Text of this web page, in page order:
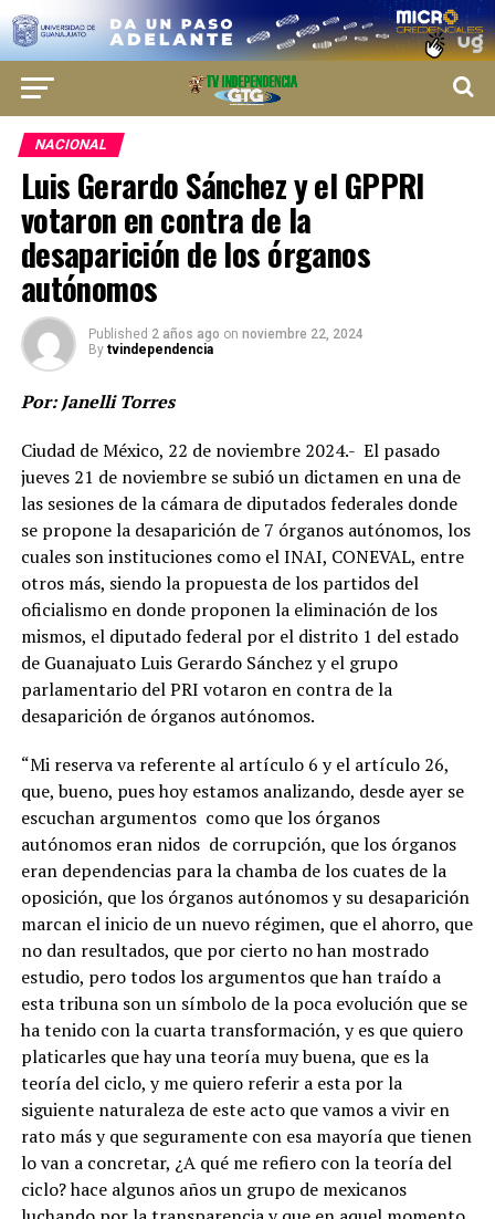
NACIONAL
Luis Gerardo Sánchez y el GPPRI
votaron en contra de la
desaparición de los órganos
autónomos
Published 2 años ago on noviembre 22, 2024
By tvindependencia
Por: Janelli Torres
Ciudad de México, 22 de noviembre 2024.- El pasado
jueves 21 de noviembre se subió un dictamen en una de
las sesiones de la cámara de diputados federales donde
se propone la desaparición de 7 órganos autónomos, los
cuales son instituciones como el INAI, CONEVAL, entre
otros más, siendo la propuesta de los partidos del
oficialismo en donde proponen la eliminación de los
mismos, el diputado federal por el distrito 1 del estado
de Guanajuato Luis Gerardo Sánchez y el grupo
parlamentario del PRI votaron en contra de la
desaparición de órganos autónomos.
“Mi reserva va referente al artículo 6 y el artículo 26,
que, bueno, pues hoy estamos analizando, desde ayer se
escuchan argumentos como que los órganos
autónomos eran nidos de corrupción, que los órganos
eran dependencias para la chamba de los cuates de la
oposición, que los órganos autónomos y su desaparición
marcan el inicio de un nuevo régimen, que el ahorro, que
no dan resultados, que por cierto no han mostrado
estudio, pero todos los argumentos que han traído a
esta tribuna son un símbolo de la poca evolución que se
ha tenido con la cuarta transformación, y es que quiero
platicarles que hay una teoría muy buena, que es la
teoría del ciclo, y me quiero referir a esta por la
siguiente naturaleza de este acto que vamos a vivir en
rato más y que seguramente con esa mayoría que tienen
lo van a concretar, ¿A qué me refiero con la teoría del
ciclo? hace algunos años un grupo de mexicanos